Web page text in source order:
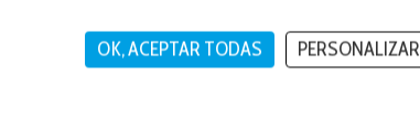
OK, ACEPTAR TODAS PERSONALIZAR